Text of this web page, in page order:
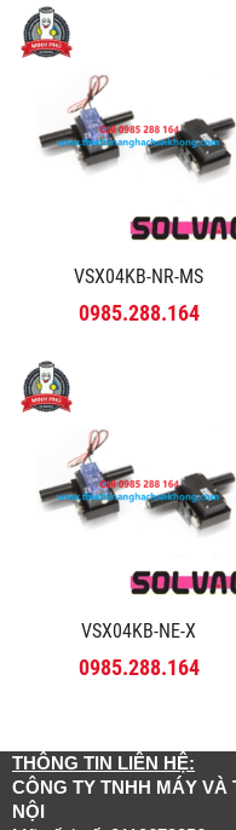
VSX04KB-NR-MS
0985.288.164
VSX04KB-NE-X
0985.288.164
THÔNG TIN LIÊN HỆ:
CÔNG TY TNHH MÁY VÀ
NỘI